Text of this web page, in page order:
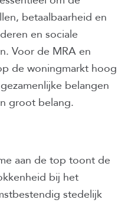
betaalbaarheid en
en sociale
Voor de MRA en
de woningmarkt hoog
belangen
groot belang.
aan de top toont de
bij het
stedelijk